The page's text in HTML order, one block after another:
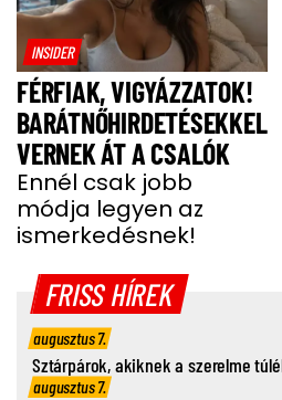
INSIDER
FÉRFIAK, VIGYÁZZATOK!
BARÁTNŐHIRDETÉSEKKEL
VERNEK ÁT A CSALÓK
Ennél csak jobb
módja legyen az
ismerkedésnek!
FRISS HÍREK
augusztus 7.
Sztárpárok, akiknek a szerelme
augusztus 7.